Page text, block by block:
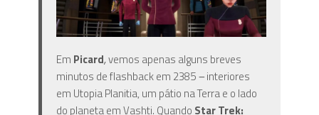
Em Picard,vemos apenas alguns breves
minutos de flashback em 2385–interiores
em Utopia Planitia, um pátio na Terra e o lado
do planeta em Vashti. Quando Star Trek: